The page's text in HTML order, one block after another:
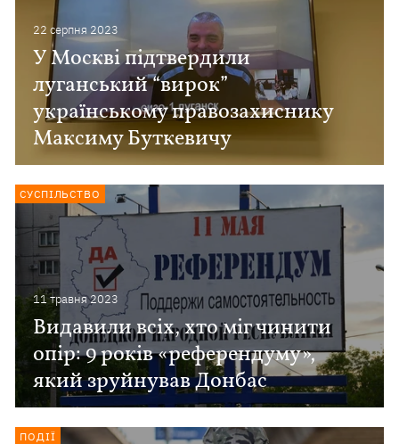
22 серпня 2023
У Москві підтвердили
луганський “вирок”
українському правозахиснику
Максиму Буткевичу
11 травня 2023
Видавили всіх, хто міг чинити
опір: 9 років «референдуму»,
який зруйнував Донбас
СУСПІЛЬСТВО
ПОДІЇ